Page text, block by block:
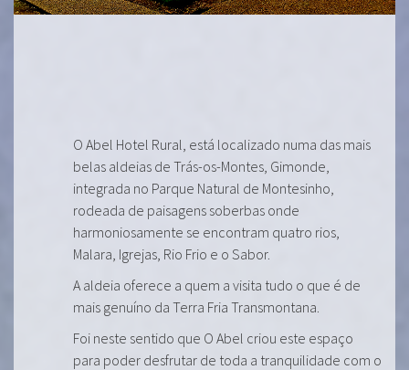
O Abel Hotel Rural, está localizado numa das mais
belas aldeias de Trás-os-Montes, Gimonde,
integrada no Parque Natural de Montesinho,
rodeada de paisagens soberbas onde
harmoniosamente se encontram quatro rios,
Malara, Igrejas, Rio Frio e o Sabor.
A aldeia oferece a quem a visita tudo o que é de
mais genuíno da Terra Fria Transmontana.
Foi neste sentido que O Abel criou este espaço
para poder desfrutar de toda a tranquilidade com o